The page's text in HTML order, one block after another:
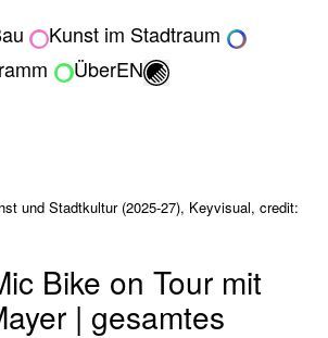
Kunst im Stadtraum
ÜberEN Umschalten
und Stadtkultur (2025-27), Keyvisual, credit:
Bike on Tour mit
| gesamtes